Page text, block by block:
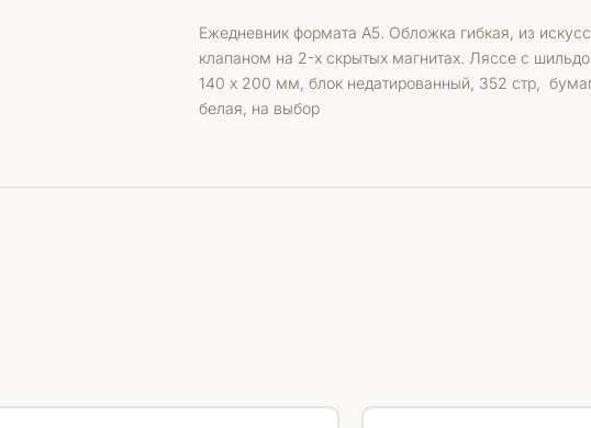
Ежедневник формата А5. Обложка гибкая, из
клапаном на 2-х скрытых магнитах. Ляссе с
140 х 200 мм, блок недатированный, 352 стр,
белая, на выбор